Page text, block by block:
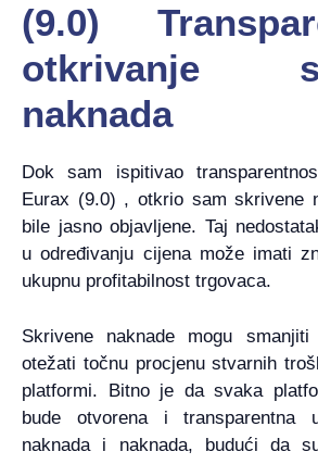
(9.0)
otkrivanje
naknada
Dok sam ispitivao
Eurax (9.0) , otkrio sam skrivene
bile jasno objavljene. Taj
u određivanju cijena može imati
ukupnu profitabilnost trgovaca.
Skrivene naknade mogu
otežati točnu procjenu stvarnih
platformi. Bitno je da svaka
bude otvorena i transparentna
naknada i naknada, budući da